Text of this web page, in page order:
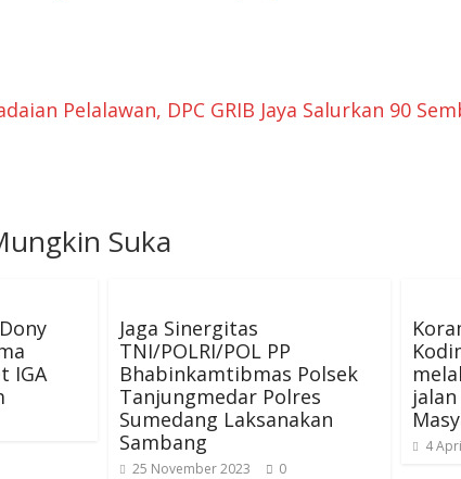
Pelalawan, DPC GRIB Jaya Salurkan 90
Suka
IGA
Jaga Sinergitas
TNI/POLRI/POL PP
Bhabinkamtibmas Polsek
Tanjungmedar Polres
Sumedang Laksanakan
Sambang
25 November 2023 0
4